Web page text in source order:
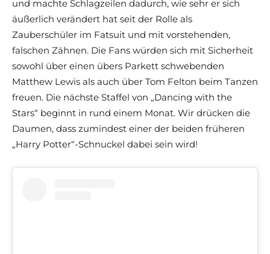
und machte Schlagzeilen dadurch, wie sehr er sich
äußerlich verändert hat seit der Rolle als
Zauberschüler im Fatsuit und mit vorstehenden,
falschen Zähnen. Die Fans würden sich mit Sicherheit
sowohl über einen übers Parkett schwebenden
Matthew Lewis als auch über Tom Felton beim Tanzen
freuen. Die nächste Staffel von „Dancing with the
Stars“ beginnt in rund einem Monat. Wir drücken die
Daumen, dass zumindest einer der beiden früheren
„Harry Potter“-Schnuckel dabei sein wird!